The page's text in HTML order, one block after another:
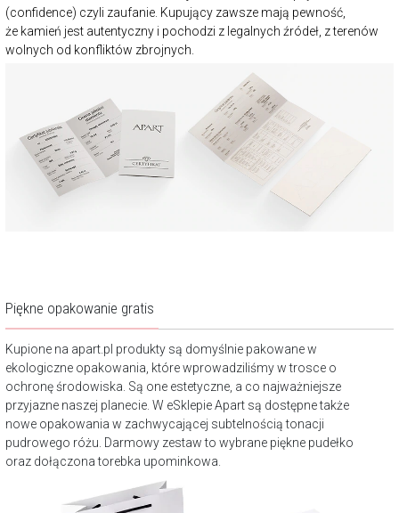
(confidence) czyli zaufanie. Kupujący zawsze mają pewność,
że kamień jest autentyczny i pochodzi z legalnych źródeł, z terenów
wolnych od konfliktów zbrojnych.
Piękne opakowanie gratis
Kupione na apart.pl produkty są domyślnie pakowane w
ekologiczne opakowania, które wprowadziliśmy w trosce o
ochronę środowiska. Są one estetyczne, a co najważniejsze
przyjazne naszej planecie. W eSklepie Apart są dostępne także
nowe opakowania w zachwycającej subtelnością tonacji
pudrowego różu. Darmowy zestaw to wybrane piękne pudełko
oraz dołączona torebka upominkowa.